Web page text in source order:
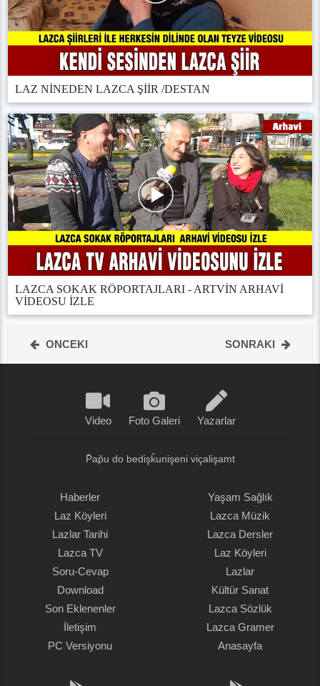
LAZ NİNEDEN LAZCA ŞİİR /DESTAN
LAZCA SOKAK RÖPORTAJLARI - ARTVİN ARHAVİ
VİDEOSU İZLE
ONCEKI SONRAKI
Video Foto Galeri Yazarlar
P̌ap̌u do bedişǩunişeni viçalişamt
Haberler
Laz Köyleri
Lazlar Tarihi
Lazca TV
Soru-Cevap
Download
Son Eklenenler
İletişim
PC Versiyonu
Yaşam Sağlık
Lazca Müzik
Lazca Dersler
Laz Köyleri
Lazlar
Kültür Sanat
Lazca Sözlük
Lazca Gramer
Anasayfa